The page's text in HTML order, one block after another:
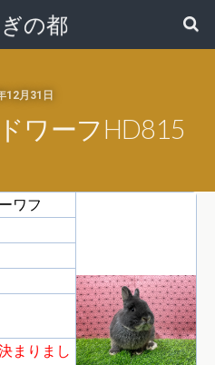
の都
12月31日
ワーフHD815
ワフ
まりまし